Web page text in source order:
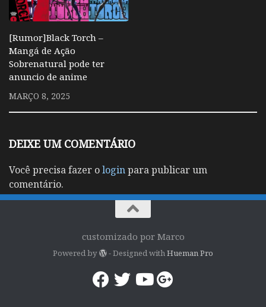
[Rumor]Black Torch –
Mangá de Ação
Sobrenatural pode ter
anuncio de anime
MARÇO 8, 2025
DEIXE UM COMENTÁRIO
Você precisa fazer ologinpara publicar um
comentário.
customizado por Marco
Powered by - Designed withHueman Pro